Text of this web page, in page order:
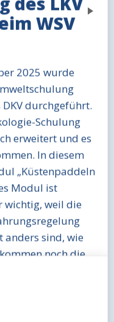
WSV
2025 wurde
durchgeführt.
Schulung
erweitert und es
In diesem
„Küstenpaddeln
Modul ist
wichtig, weil die
anders sind, wie
noch die
Anforderungen
Fähigkeiten der
Next